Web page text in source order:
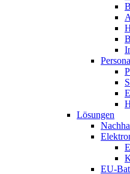
Lösungen
EU-